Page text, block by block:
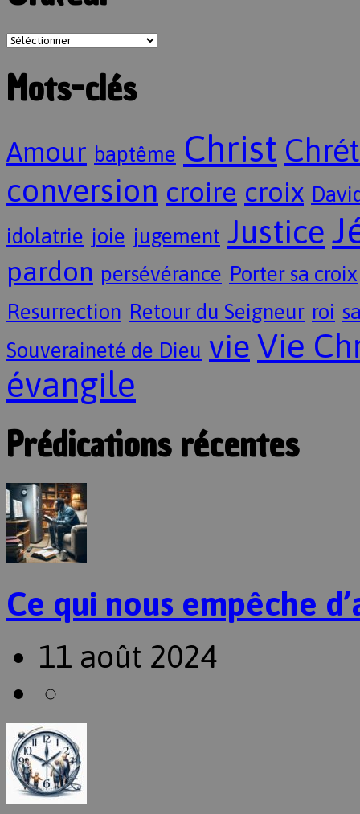
Mots-clés
Amour baptême Christ
conversion croire croix
idolatrie joie jugement Justice
pardon persévérance Porter sa croix
Resurrection Retour du Seigneur roi
Souveraineté de Dieu vie Vie
évangile
Prédications récentes
Ce qui nous empêche
11 août 2024